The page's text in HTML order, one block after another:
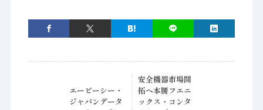
エーピーシー・
ジャパンデータ
安全機器市場開
拓へ本腰フエニ
ックス・コンタ